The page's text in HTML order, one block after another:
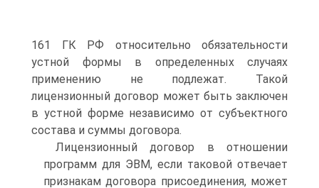
161 ГК РФ относительно обязательности
устной формы в определенных случаях
применению не подлежат. Такой
лицензионный договор может быть заключен
в устной форме независимо от субъектного
состава и суммы договора.
Лицензионный договор в отношении
программ для ЭВМ, если таковой отвечает
признакам договора присоединения, может